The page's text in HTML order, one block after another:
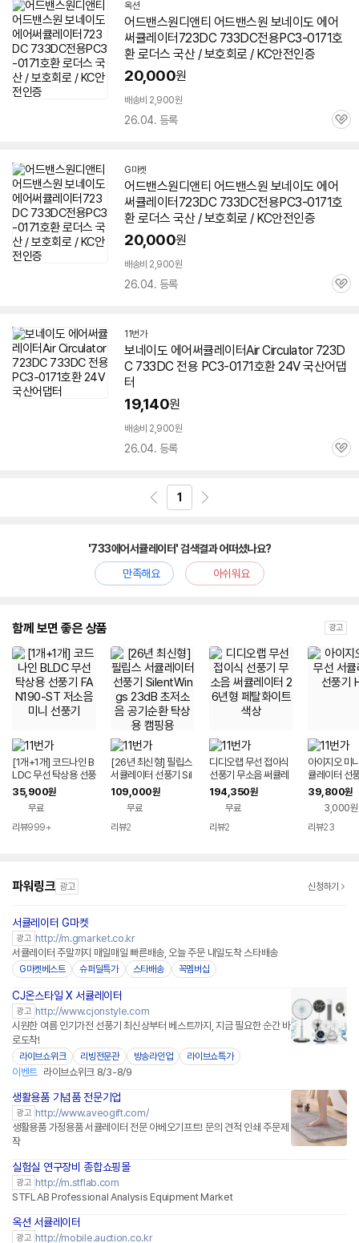
옥션
어드밴스원디앤티 어드밴스원 보네이도 에어
써큘레이터723DC 733DC전용PC3-0171호
환 로더스 국산 / 보호회로 / KC안전인증
20,000원
배송비 2,900원
26.04. 등록
관
G마켓
어드밴스원디앤티 어드밴스원 보네이도 에어
써큘레이터723DC 733DC전용PC3-0171호
환 로더스 국산 / 보호회로 / KC안전인증
20,000원
배송비 2,900원
26.04. 등록
관
11번가
보네이도 에어 써큘레이터Air Circulator 723D
C 733DC 전용 PC3-0171호환 24V 국산어댑
터
19,140원
배송비 2,900원
26.04. 등록
관
1
'733에어서큘레이터' 검색결과 어떠셨나요?
만족해요
아쉬워요
함께 보면 좋은 상품 광고
[1개+1개] 코드나인 B
LDC 무선 탁상용 선풍
기 FAN190-ST 저소
음 미니 선풍기
35,900원
무료
리뷰999+
[26년 최신형] 필립스
서큘레이터 선풍기 Sil
entWings 23dB 초
저소음 공기순환 탁상
용 캠핑용
109,000원
무료
리뷰2
디디오랩 무선 접이식
선풍기 무소음 써큘레
이터 26년형 페탈화이
트 색상
194,350원
무료
리뷰2
아이지오 미
큘레이터 선
2
39,800원
3,000원
리뷰23
파워링크 광고 신청하기
서큘레이터 G마켓
광고 http://m.gmarket.co.kr
서큘레이터 주말까지 매일매일 빠른배송, 오늘 주문 내일도착 스타배송
G마켓베스트 슈퍼딜특가 스타배송 꼭멤버십
CJ온스타일 X 서큘레이터
광고 http://www.cjonstyle.com
시원한 여름 인기가전 선풍기 최신상부터 베스트까지, 지금 필요한 순간 바
로도착!
라이브쇼위크 리빙전문관 방송라인업 라이브쇼특가
이벤트 라이브쇼위크 8/3-8/9
생활용품 기념품 전문기업
광고 http://www.aveogift.com/
생활용품 가정용품 서큘레이터 전문 아베오기프트! 문의 견적 인쇄 주문제
작
실험실 연구장비 종합쇼핑몰
광고 http://m.stflab.com
STFLAB Professional Analysis Equipment Market
옥션 서큘레이터
광고 http://mobile.auction.co.kr